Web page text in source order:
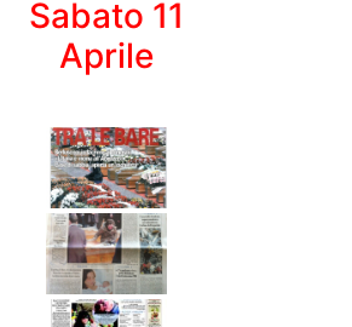
Sabato 11
Aprile